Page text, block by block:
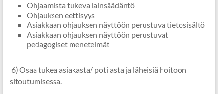
Ohjaamista tukeva lainsäädäntö
Ohjauksen eettisyys
Asiakkaan ohjauksen näyttöön perustuva tietosisältö
Asiakkaan ohjauksen näyttöön perustuvat
pedagogiset menetelmät
6) Osaa tukea asiakasta/ potilasta ja läheisiä hoitoon
sitoutumisessa.